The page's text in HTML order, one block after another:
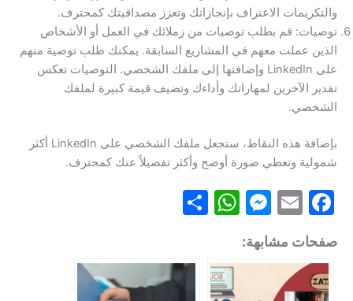
والتكريمات الاعتراف بإنجازاتك وتعزز مصداقيتك كمحترف.
توصيات: قم بطلب توصيات من زملائك في العمل أو الأشخاص
الذين عملت معهم في المشاريع السابقة. يمكنك طلب توصية منهم
على LinkedIn وإضافتها إلى ملفك الشخصي. التوصيات تعكس
تقدير الآخرين لمهاراتك وأداءك وتضيف قيمة كبيرة لملفك
الشخصي.
بإضافة هذه النقاط، ستجعل ملفك الشخصي على LinkedIn أكثر
شمولية وتعطي صورة أوضح وأكثر تفصيلاً عنك كمحترف.
F
a
c
e
E
m
ai
M
s
s
W
s
e
صفحات مشابهة: